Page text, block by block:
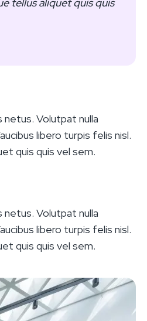
Volutpat nulla
libero turpis felis nisl.
quis quis vel sem.
Volutpat nulla
libero turpis felis nisl.
quis quis vel sem.